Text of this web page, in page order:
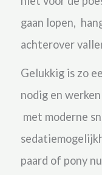
gaan lopen,
achterover
Gelukkig is zo
nodig en
met moderne
paard of pony